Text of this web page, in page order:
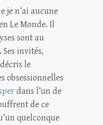
je n’ai aucune
Le Monde. Il
sont au
invités,
le
obsessionnelles
dans l’un de
de ce
quelconque